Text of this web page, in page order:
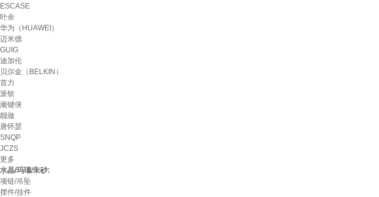
ESCASE
叶余
华为（HUAWEI）
迈米德
GUIG
迪加伦
贝尔金（BELKIN）
首力
派钦
顽键侠
靓做
唐怀瑟
SNQP
JCZS
更多
水晶/玛瑙/朱砂:
项链/吊坠
摆件/挂件